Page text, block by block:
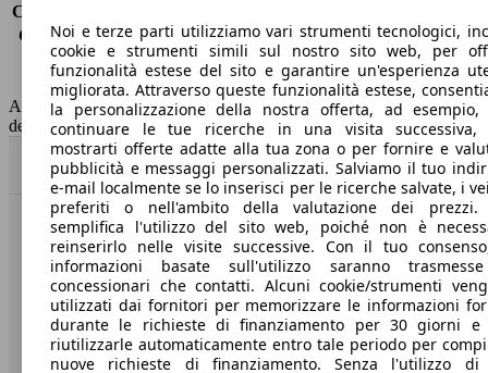
Consumo (extra-urbano)
Consumo (combinato)*
4.7 l/100km
Classe di emissione
Euro 6
Capacità del serbatoio
52 l
AutoScout24 non si assume alcuna responsabilità per la correttezza
dei dati.
Torna su
Benvenuti su AutoScout24, il mercato auto europeo.
Società
A proposito di AutoScout24
Noi e terze parti utilizziamo vari strumenti tecnologici,
cookie e strumenti simili sul nostro sito web, per
funzionalità estese del sito e garantire un'esperienza
migliorata. Attraverso queste funzionalità estese,
la personalizzazione della nostra offerta, ad esempio,
continuare le tue ricerche in una visita successiva,
mostrarti offerte adatte alla tua zona o per fornire e
pubblicità e messaggi personalizzati. Salviamo il tuo
e-mail localmente se lo inserisci per le ricerche salvate, i
preferiti o nell'ambito della valutazione dei prezzi.
semplifica l'utilizzo del sito web, poiché non è
reinserirlo nelle visite successive. Con il tuo
informazioni basate sull'utilizzo saranno
concessionari che contatti. Alcuni cookie/strumenti
utilizzati dai fornitori per memorizzare le informazioni
durante le richieste di finanziamento per 30 giorni e
riutilizzarle automaticamente entro tale periodo per
nuove richieste di finanziamento. Senza l'utilizzo